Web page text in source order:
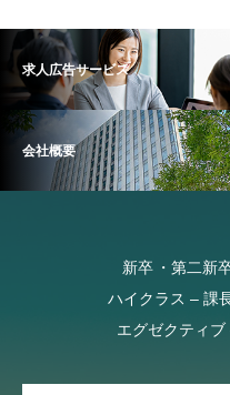
求人広告サービス
会社概要
新卒
第二新
ハイクラス – 課
エグゼクティ